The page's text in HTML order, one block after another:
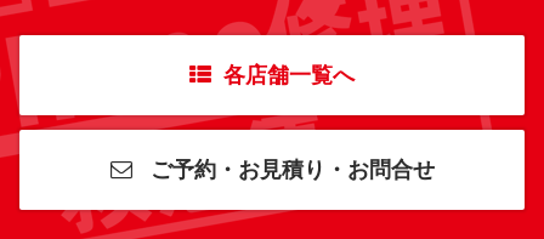
各店舗一覧へ
ご予約・お見積り・お問合せ